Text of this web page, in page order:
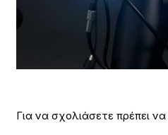
Για να σχολιάσετε πρέπει να